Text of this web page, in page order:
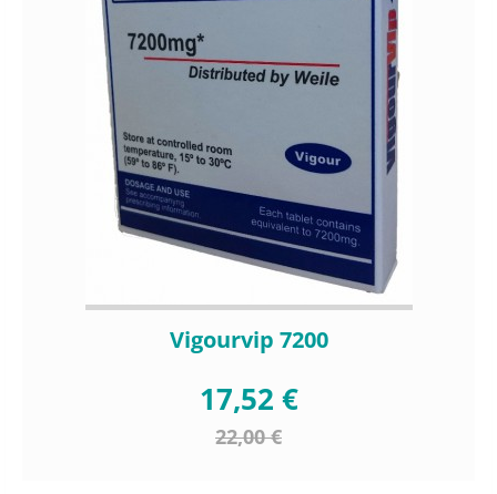
Vigourvip 7200
17,52 €
22,00 €